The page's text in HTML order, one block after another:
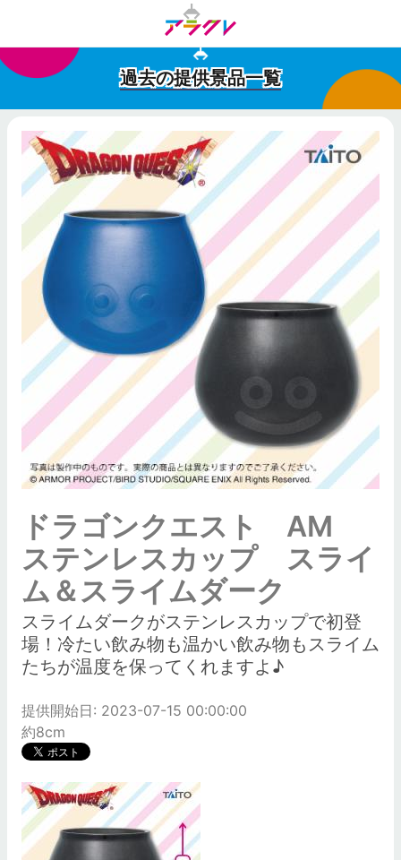
過去の提供景品一覧
ドラゴンクエスト AM
ステンレスカップ スライ
ム＆スライムダーク
スライムダークがステンレスカップで初登
場！冷たい飲み物も温かい飲み物もスライム
たちが温度を保ってくれますよ♪
提供開始日: 2023-07-15 00:00:00
約8cm